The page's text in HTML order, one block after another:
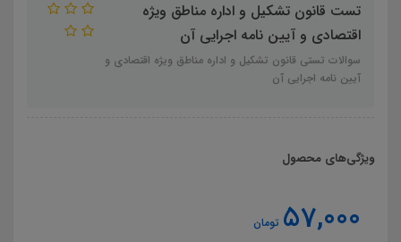
تست قانون تشکیل و اداره مناطق ویژه
اقتصادی و آیین نامه اجرایی آن
سوالات تستی قانون تشکیل و اداره مناطق ویژه اقتصادی و
آیین نامه اجرایی آن
ویژگی‌های محصول
57,000 تومان